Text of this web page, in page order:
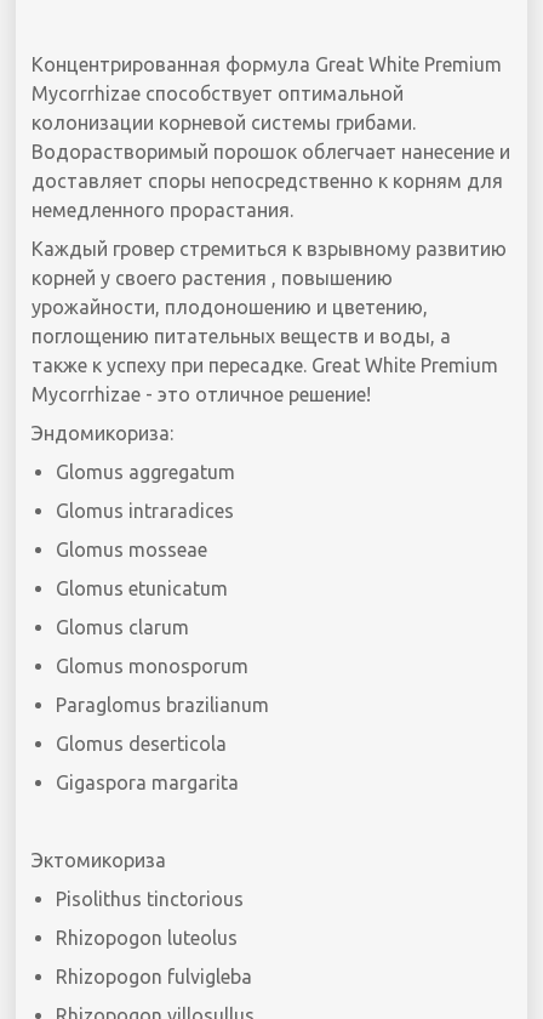
Концентрированная формула Great White Premium
Mycorrhizae способствует оптимальной
колонизации корневой системы грибами.
Водорастворимый порошок облегчает нанесение и
доставляет споры непосредственно к корням для
немедленного прорастания.
Каждый гровер стремиться к взрывному развитию
корней у своего растения , повышению
урожайности, плодоношению и цветению,
поглощению питательных веществ и воды, а
также к успеху при пересадке. Great White Premium
Mycorrhizae - это отличное решение!
Эндомикориза:
Glomus aggregatum
Glomus intraradices
Glomus mosseae
Glomus etunicatum
Glomus clarum
Glomus monosporum
Paraglomus brazilianum
Glomus deserticola
Gigaspora margarita
Эктомикориза
Pisolithus tinctorious
Rhizopogon luteolus
Rhizopogon fulvigleba